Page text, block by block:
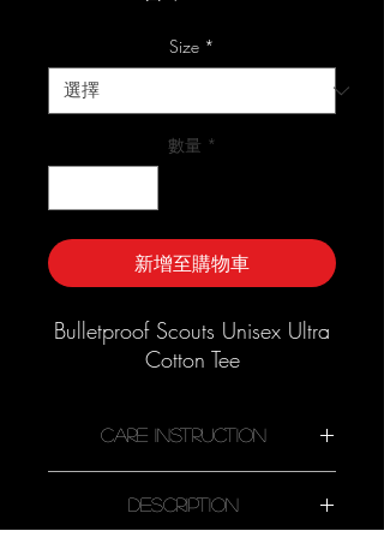
格
Size *
數量 *
新增至購物車
Bulletproof Scouts Unisex Ultra
Cotton Tee
Care Instruction
Machine wash cold, inside-out,
gentle cycle with mild detergent and
Description